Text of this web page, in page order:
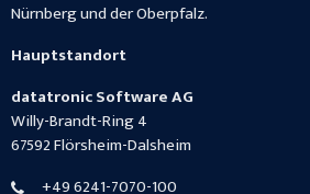
Nürnberg und der Oberpfalz.
Hauptstandort
datatronic Software AG
Willy-Brandt-Ring 4
67592Flörsheim-Dalsheim
+49 6241-7070-100